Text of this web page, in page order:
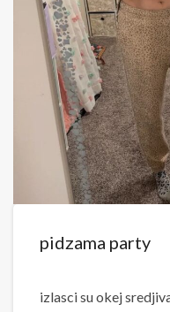
pidzama party
izlasci su okej